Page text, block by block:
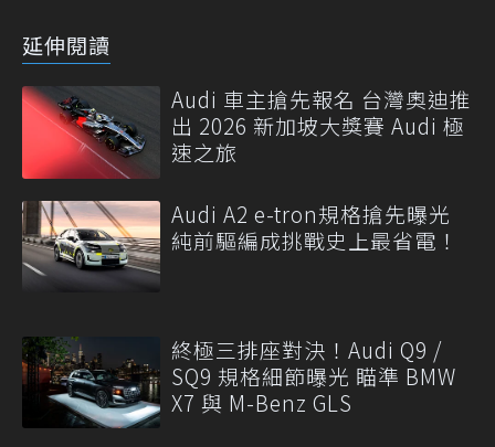
延伸閱讀
Audi 車主搶先報名 台灣奧迪推
出 2026 新加坡大獎賽 Audi 極
速之旅
Audi A2 e-tron規格搶先曝光
純前驅編成挑戰史上最省電！
終極三排座對決！Audi Q9 /
SQ9 規格細節曝光 瞄準 BMW
X7 與 M-Benz GLS